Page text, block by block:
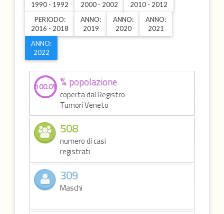
1990 - 1992
2000 - 2002
2010 - 2012
PERIODO:
2016 - 2018
ANNO:
2019
ANNO:
2020
ANNO:
2021
ANNO:
2022
100.0% % popolazione
coperta dal Registro
Tumori Veneto
508
numero di casi
registrati
309
Maschi